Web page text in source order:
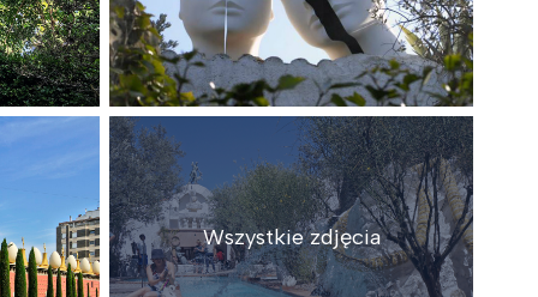
Wszystkie zdjęcia